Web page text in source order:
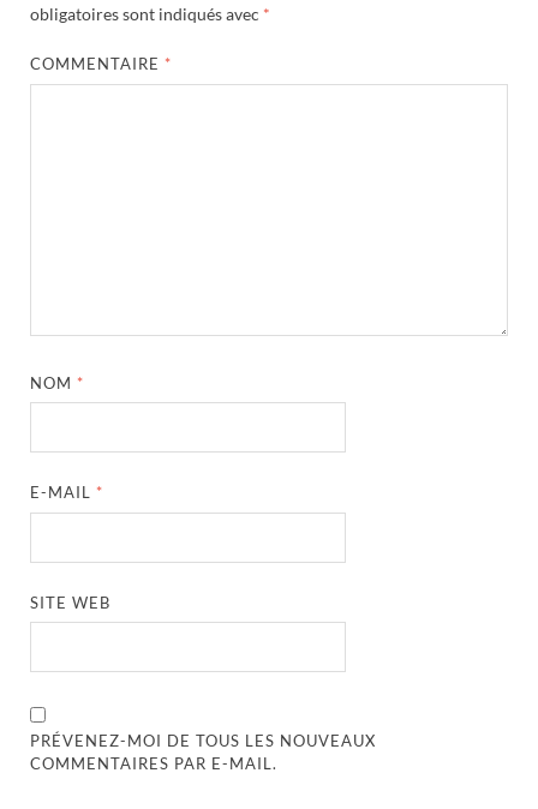
obligatoires sont indiqués avec *
COMMENTAIRE *
NOM *
E-MAIL *
SITE WEB
PRÉVENEZ-MOI DE TOUS LES NOUVEAUX
COMMENTAIRES PAR E-MAIL.